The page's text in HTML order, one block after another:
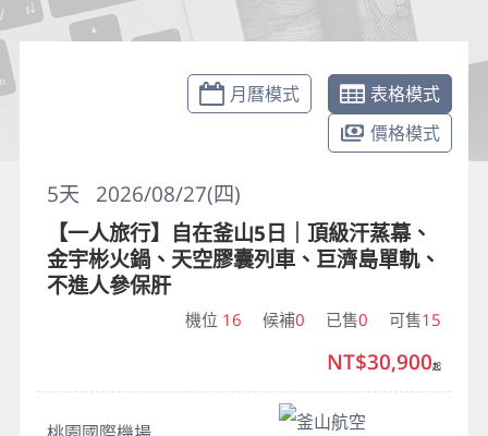
月曆模式
表格模式
價格模式
2026/08/27(四)
5天
【一人旅行】自在釜山5日｜頂級汗蒸幕、
金宇彬火鍋、天空膠囊列車、巨濟島單軌、
不進人參保肝
機位 16 候補0 已售0 可售15
釜山航空
NT$30,900起